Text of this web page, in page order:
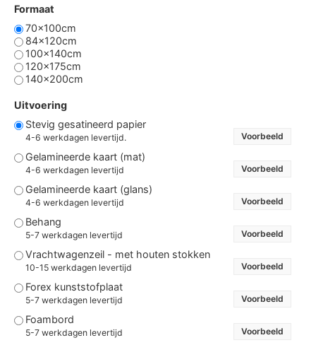
Formaat
70x100cm
84x120cm
100x140cm
120x175cm
140x200cm
Uitvoering
Stevig gesatineerd papier
4-6 werkdagen levertijd. Voorbeeld
Gelamineerde kaart (mat)
4-6 werkdagen levertijd Voorbeeld
Gelamineerde kaart (glans)
4-6 werkdagen levertijd Voorbeeld
Behang
5-7 werkdagen levertijd Voorbeeld
Vrachtwagenzeil - met houten stokken
10-15 werkdagen levertijd Voorbeeld
Forex kunststofplaat
5-7 werkdagen levertijd Voorbeeld
Foambord
5-7 werkdagen levertijd Voorbeeld